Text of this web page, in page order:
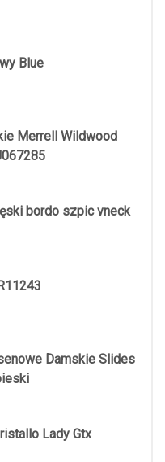
Blue
Merrell Wildwood
bordo szpic vneck
Damskie Slides
Lady Gtx